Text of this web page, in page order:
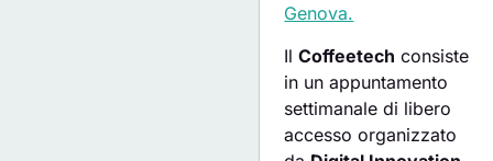
Genova.
IlCoffeetech consiste
in un appuntamento
settimanale di libero
accesso organizzato